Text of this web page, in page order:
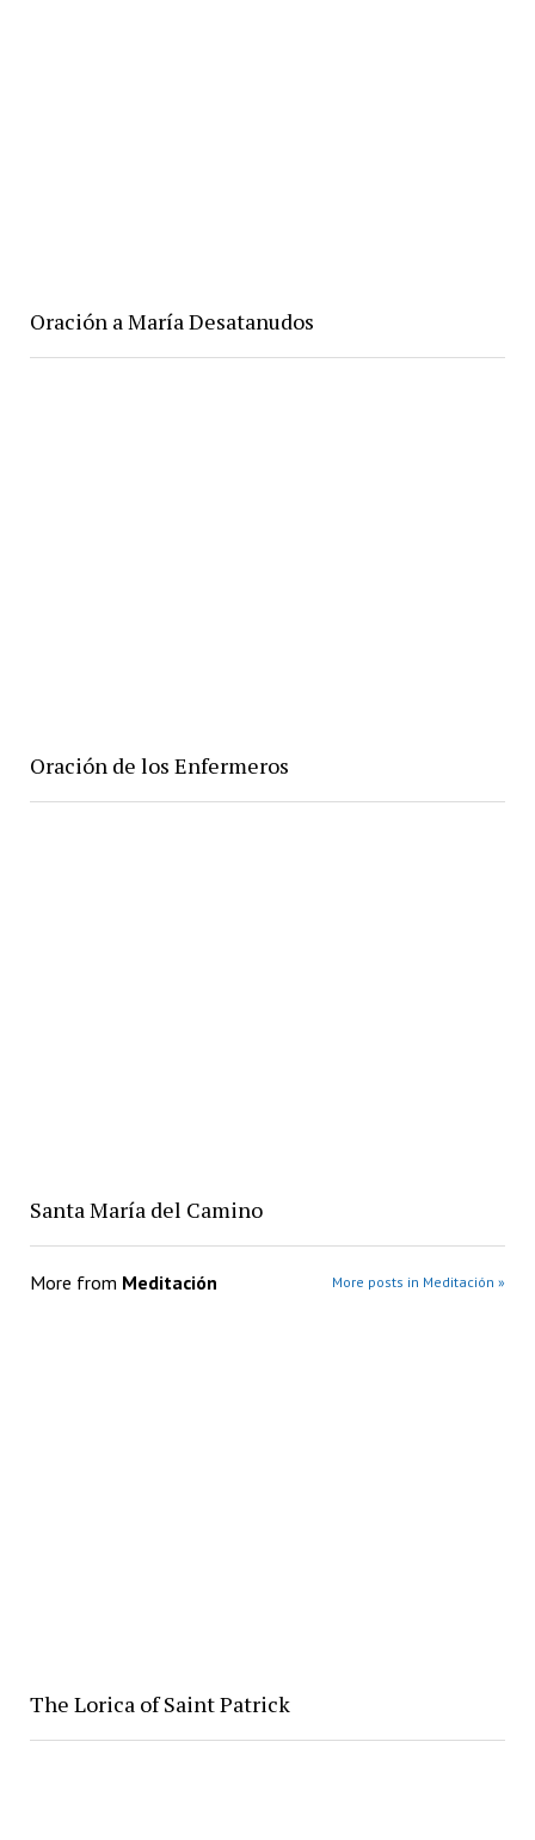
Oración a María Desatanudos
Oración de los Enfermeros
Santa María del Camino
More from Meditación More posts in Meditación »
The Lorica of Saint Patrick